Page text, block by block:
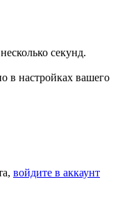
секунд.
в настройках вашего
войдите в аккаунт